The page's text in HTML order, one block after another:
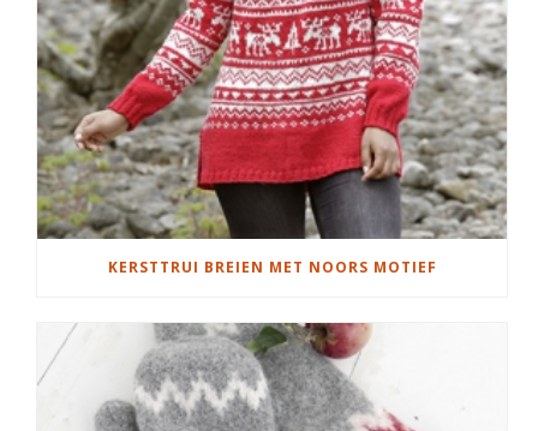
KERSTTRUI BREIEN MET NOORS MOTIEF